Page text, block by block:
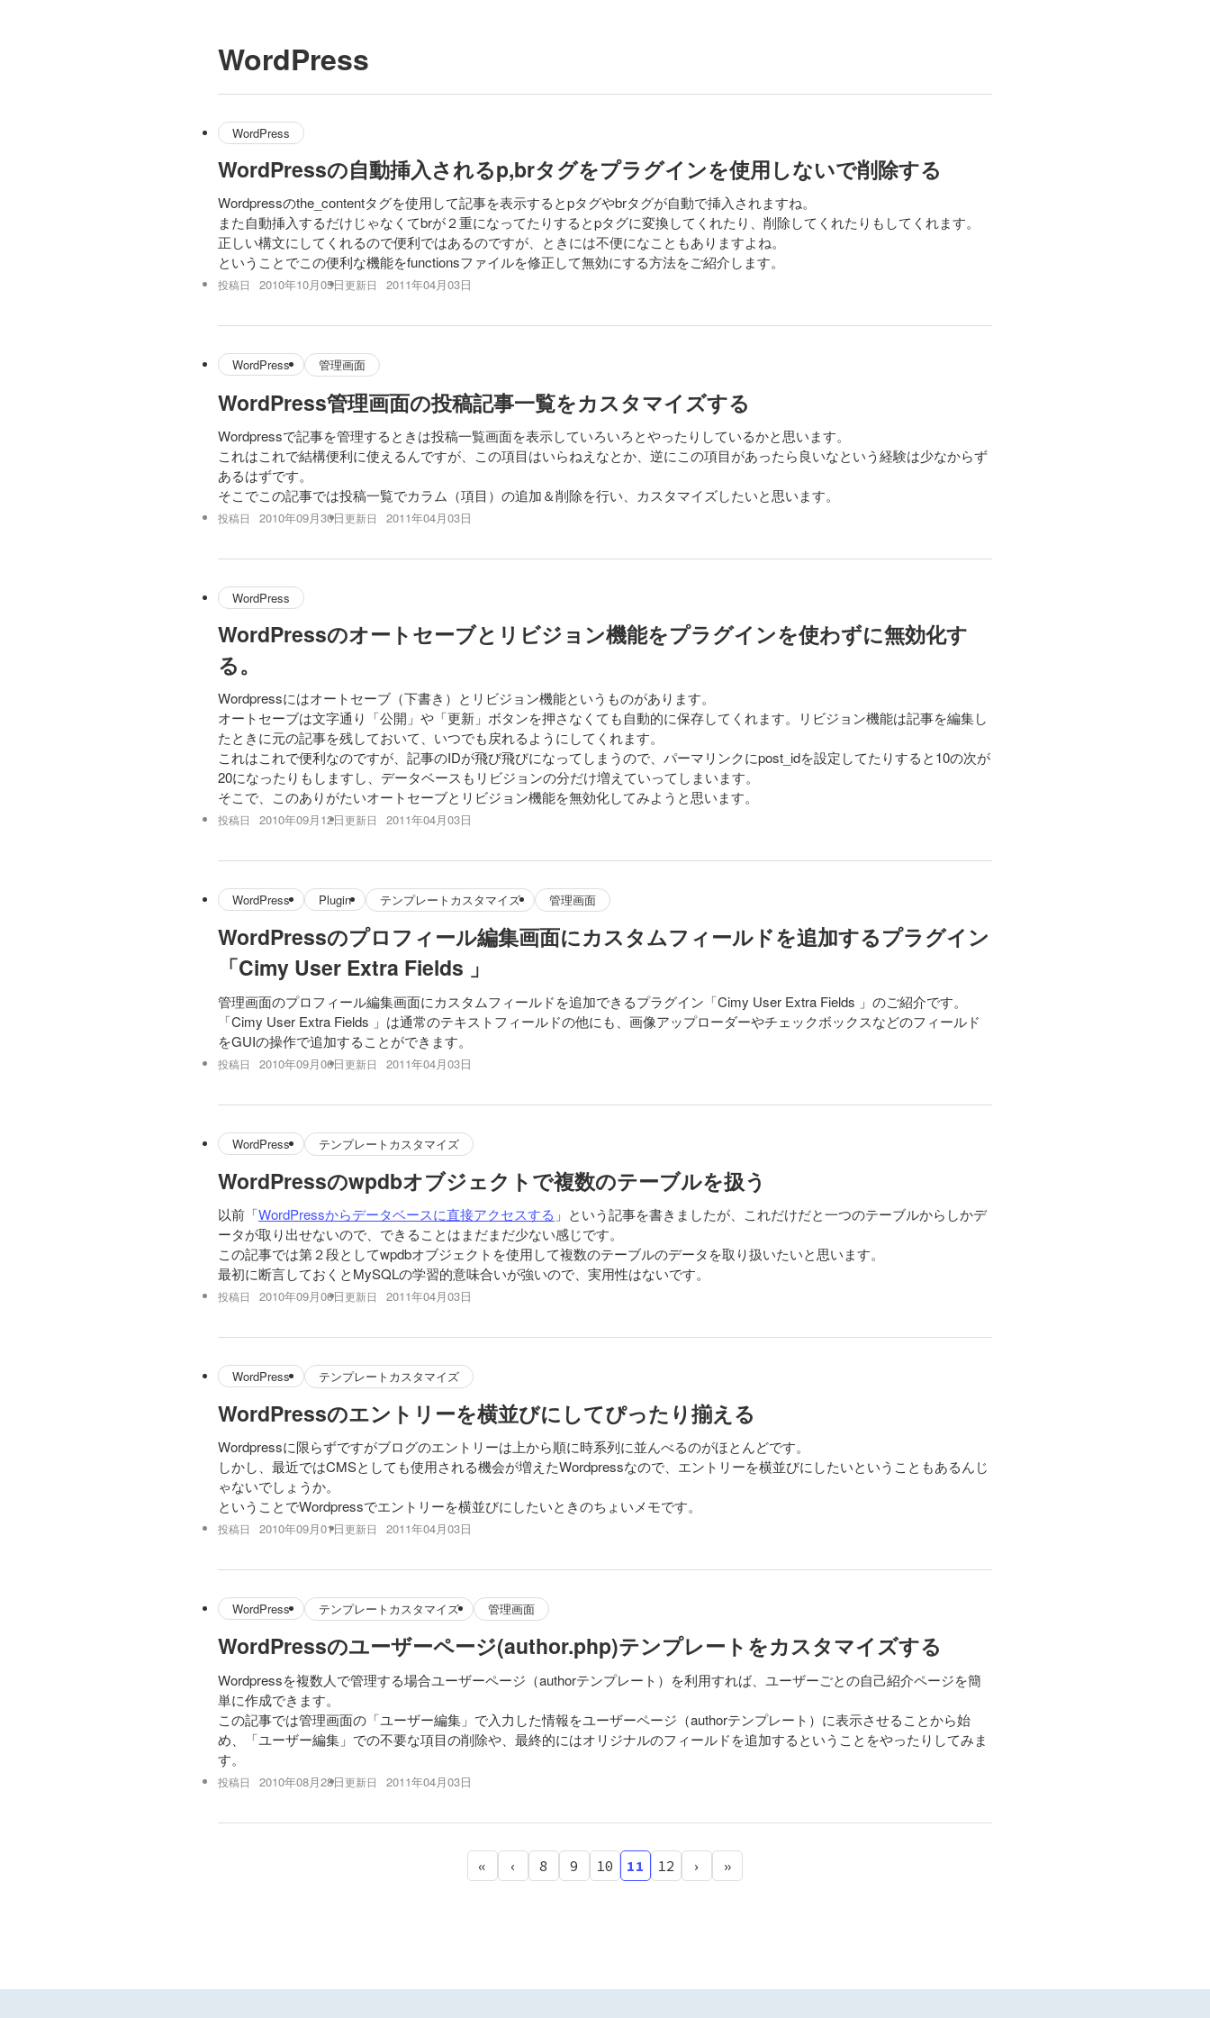
WordPress
WordPress
WordPressの自動挿入されるp,brタグをプラグインを使用しないで削除する
Wordpressのthe_contentタグを使用して記事を表示するとpタグやbrタグが自動で挿入されますね。
また自動挿入するだけじゃなくてbrが２重になってたりするとpタグに変換してくれたり、削除してくれたりもしてくれます。
正しい構文にしてくれるので便利ではあるのですが、ときには不便になこともありますよね。
ということでこの便利な機能をfunctionsファイルを修正して無効にする方法をご紹介します。
投稿日 2010年10月05日更新日 2011年04月03日
WordPress 管理画面
WordPress管理画面の投稿記事一覧をカスタマイズする
Wordpressで記事を管理するときは投稿一覧画面を表示していろいろとやったりしているかと思います。
これはこれで結構便利に使えるんですが、この項目はいらねえなとか、逆にこの項目があったら良いなという経験は少なからず
あるはずです。
そこでこの記事では投稿一覧でカラム（項目）の追加＆削除を行い、カスタマイズしたいと思います。
投稿日 2010年09月30日更新日 2011年04月03日
WordPress
WordPressのオートセーブとリビジョン機能をプラグインを使わずに無効化す
る。
Wordpressにはオートセーブ（下書き）とリビジョン機能というものがあります。
オートセーブは文字通り「公開」や「更新」ボタンを押さなくても自動的に保存してくれます。リビジョン機能は記事を編集し
たときに元の記事を残しておいて、いつでも戻れるようにしてくれます。
これはこれで便利なのですが、記事のIDが飛び飛びになってしまうので、パーマリンクにpost_idを設定してたりすると10の次が
20になったりもしますし、データベースもリビジョンの分だけ増えていってしまいます。
そこで、このありがたいオートセーブとリビジョン機能を無効化してみようと思います。
投稿日 2010年09月12日更新日 2011年04月03日
WordPress Plugin テンプレートカスタマイズ 管理画面
WordPressのプロフィール編集画面にカスタムフィールドを追加するプラグイン
「Cimy User Extra Fields 」
管理画面のプロフィール編集画面にカスタムフィールドを追加できるプラグイン「Cimy User Extra Fields 」のご紹介です。
「Cimy User Extra Fields 」は通常のテキストフィールドの他にも、画像アップローダーやチェックボックスなどのフィールド
をGUIの操作で追加することができます。
投稿日 2010年09月06日更新日 2011年04月03日
WordPress テンプレートカスタマイズ
WordPressのwpdbオブジェクトで複数のテーブルを扱う
以前「WordPressからデータベースに直接アクセスする 」という記事を書きましたが、これだけだと一つのテーブルからしかデ
ータが取り出せないので、できることはまだまだ少ない感じです。
この記事では第２段としてwpdbオブジェクトを使用して複数のテーブルのデータを取り扱いたいと思います。
最初に断言しておくとMySQLの学習的意味合いが強いので、実用性はないです。
投稿日 2010年09月06日更新日 2011年04月03日
WordPress テンプレートカスタマイズ
WordPressのエントリーを横並びにしてぴったり揃える
Wordpressに限らずですがブログのエントリーは上から順に時系列に並んべるのがほとんどです。
しかし、最近ではCMSとしても使用される機会が増えたWordpressなので、エントリーを横並びにしたいということもあるんじ
ゃないでしょうか。
ということでWordpressでエントリーを横並びにしたいときのちょいメモです。
投稿日 2010年09月01日更新日 2011年04月03日
WordPress テンプレートカスタマイズ 管理画面
WordPressのユーザーページ(author.php)テンプレートをカスタマイズする
Wordpressを複数人で管理する場合ユーザーページ（authorテンプレート）を利用すれば、ユーザーごとの自己紹介ページを簡
単に作成できます。
この記事では管理画面の「ユーザー編集」で入力した情報をユーザーページ（authorテンプレート）に表示させることから始
め、「ユーザー編集」での不要な項目の削除や、最終的にはオリジナルのフィールドを追加するということをやったりしてみま
す。
投稿日 2010年08月28日更新日 2011年04月03日
« ‹ 8 9 10 11 12 › »